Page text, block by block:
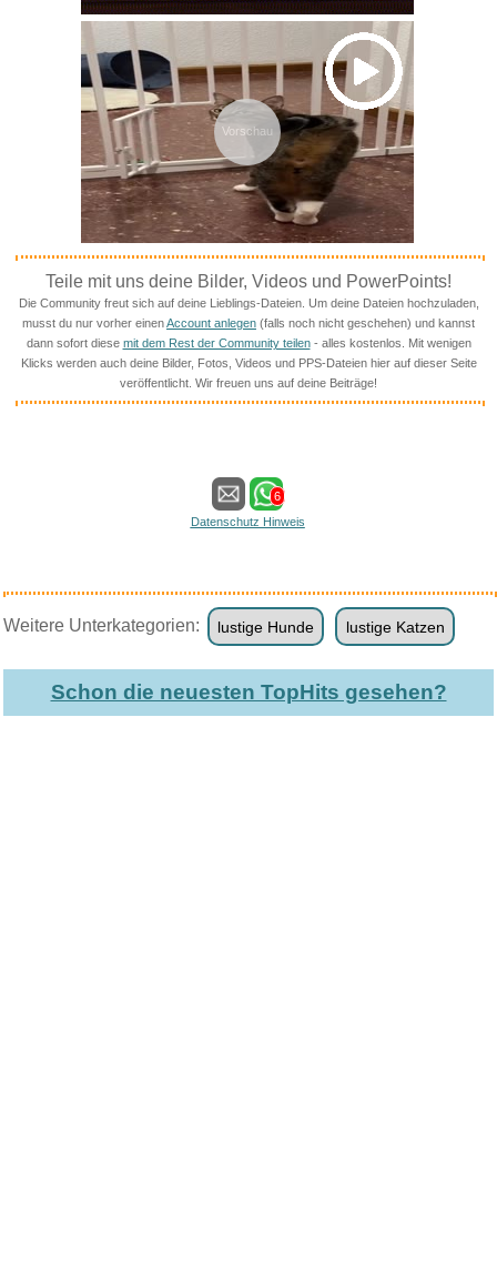
Vorschau
Teile mit uns deine Bilder, Videos und PowerPoints!
Die Community freut sich auf deine Lieblings-Dateien. Um deine Dateien hochzuladen,
musst du nur vorher einenAccount anlegen (falls noch nicht geschehen) und kannst
dann sofort diese mit dem Rest der Community teilen- alles kostenlos. Mit wenigen
Klicks werden auch deine Bilder, Fotos, Videos und PPS-Dateien hier auf dieser Seite
veröffentlicht. Wir freuen uns auf deine Beiträge!
6
Datenschutz Hinweis
Weitere Unterkategorien: lustige Hunde lustige Katzen
Schon die neuesten TopHits gesehen?